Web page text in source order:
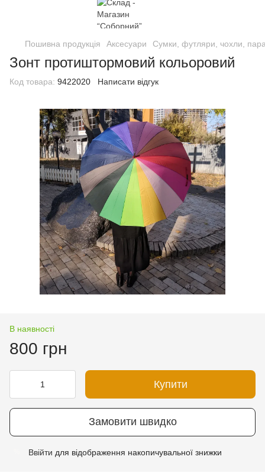
Пошивна продукція Аксесуари Сумки, футляри, чохли,
Зонт протиштормовий кольоровий
Код товара: 9422020 Написати відгук
В наявності
800 грн
Купити
Замовити швидко
Ввійти для відображення накопичувальної знижки